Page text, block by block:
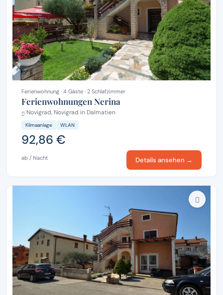
Ferienwohnung · 4 Gäste · 2 Schlafzimmer
Ferienwohnungen Nerina
Novigrad, Novigrad in Dalmatien
Klimaanlage WLAN
92,86 €
ab / Nacht Details ansehen →